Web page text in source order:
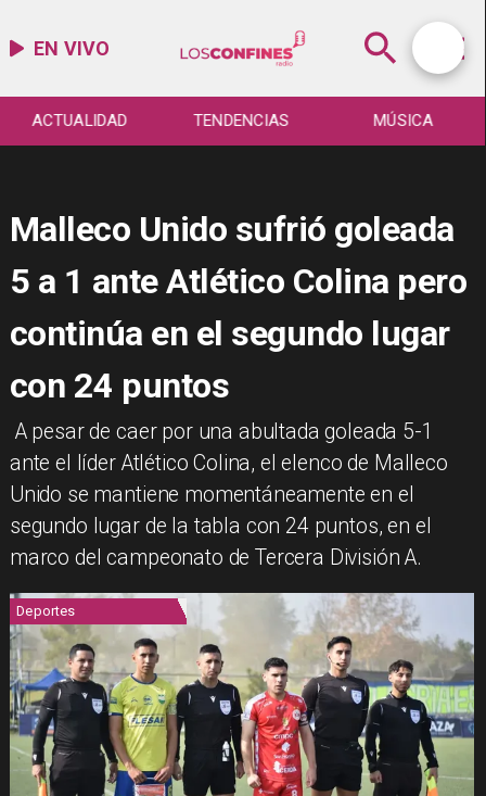
EN VIVO
ACTUALIDAD TENDENCIAS MÚSICA
Malleco Unido sufrió goleada
5 a 1 ante Atlético Colina pero
continúa en el segundo lugar
con 24 puntos
​ A pesar de caer por una abultada goleada 5-1
ante el líder Atlético Colina, el elenco de Malleco
Unido se mantiene momentáneamente en el
segundo lugar de la tabla con 24 puntos, en el
marco del campeonato de Tercera División A.
Deportes